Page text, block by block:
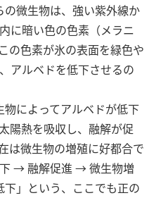
の微生物は、強い紫外線か
に暗い色の色素（メラニ
の色素が氷の表面を緑色や
アルベドを低下させるの
物によってアルベドが低下
陽熱を吸収し、融解が促
は微生物の増殖に好都合で
→ 融解促進 → 微生物増
」という、ここでも正の